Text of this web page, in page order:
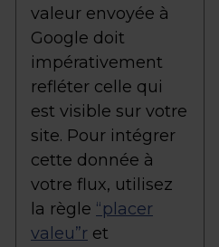
valeur envoyée à
Google doit
impérativement
refléter celle qui
est visible sur votre
site. Pour intégrer
cette donnée à
votre flux, utilisez
la règle “placer
valeu”r et